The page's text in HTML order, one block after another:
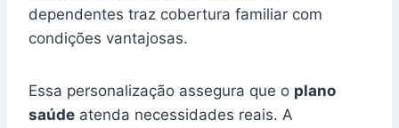
dependentes traz cobertura familiar com
condições vantajosas.
Essa personalização assegura que o plano
saúde atenda necessidades reais. A